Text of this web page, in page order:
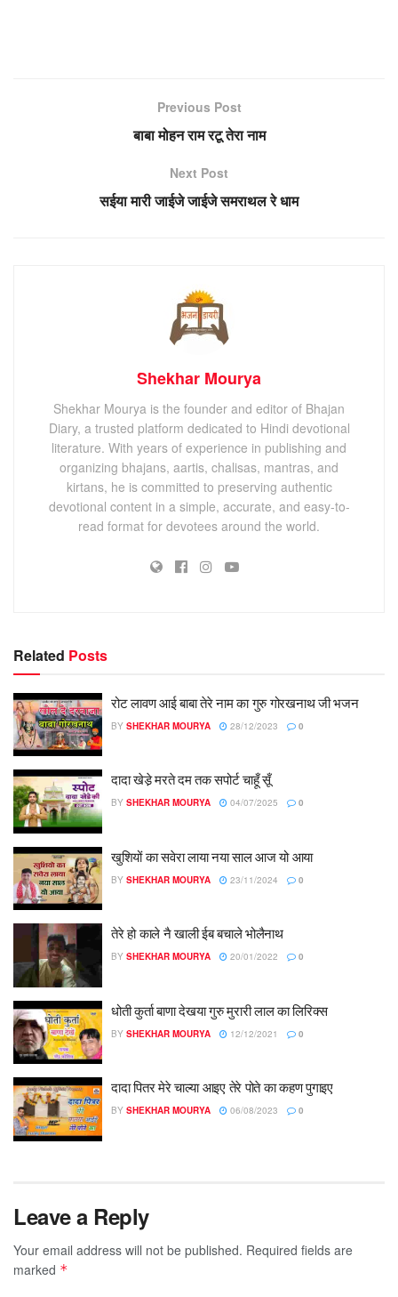
Previous Post
बाबा मोहन राम रटू तेरा नाम
Next Post
सईया मारी जाईजे जाईजे समराथल रे धाम
Shekhar Mourya
Shekhar Mourya is the founder and editor of Bhajan
Diary, a trusted platform dedicated to Hindi devotional
literature. With years of experience in publishing and
organizing bhajans, aartis, chalisas, mantras, and
kirtans, he is committed to preserving authentic
devotional content in a simple, accurate, and easy-to-
read format for devotees around the world.
Related Posts
रोट लावण आई बाबा तेरे नाम का गुरु गोरखनाथ जी भजन
BY SHEKHAR MOURYA 28/12/2023 0
दादा खेडे़ मरते दम तक सपोर्ट चाहूँ सूँ
BY SHEKHAR MOURYA 04/07/2025 0
खुशियों का सवेरा लाया नया साल आज यो आया
BY SHEKHAR MOURYA 23/11/2024 0
तेरे हो काले नै खाली ईब बचाले भोलैनाथ
BY SHEKHAR MOURYA 20/01/2022 0
धोती कुर्ता बाणा देखया गुरु मुरारी लाल का लिरिक्स
BY SHEKHAR MOURYA 12/12/2021 0
दादा पितर मेरे चाल्या आइए तेरे पोते का कहण पुगाइए
BY SHEKHAR MOURYA 06/08/2023 0
Leave a Reply
Your email address will not be published. Required fields are
marked *